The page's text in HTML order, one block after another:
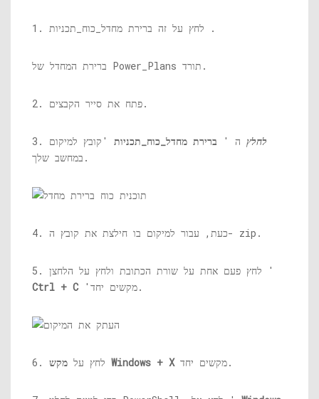
1. לחץ על זה ברירת מחדל_כוח_תכניות .
ברירת המחדל של Power_Plans תורד.
2. פתח את סייר הקבצים.
3. לחלץ ה ' ברירת מחדל_כוח_תכניות 'קובץ למיקום
במחשב שלך.
4. כעת, עבור למיקום בו חילצת את קובץ ה- zip.
5. לחץ פעם אחת על שורת הכתובת ולחץ על הלחצן '
Ctrl + C
'מקשים יחד.
6. לחץ על מקש Windows + X מקשים יחד.